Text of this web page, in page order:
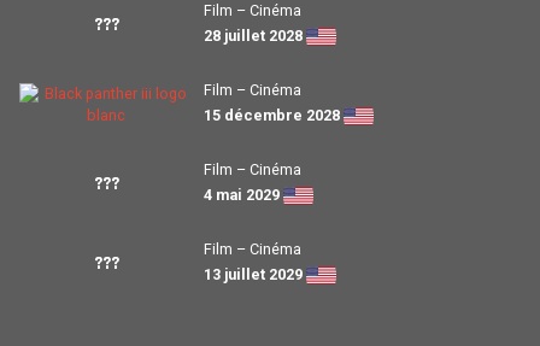
???
Film – Cinéma
28 juillet 2028
Film – Cinéma
15 décembre 2028
???
Film – Cinéma
4 mai 2029
???
Film – Cinéma
13 juillet 2029